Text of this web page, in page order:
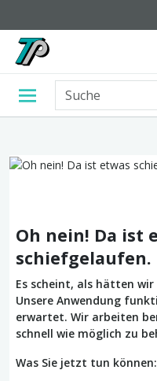
Oh nein! Da ist
schiefgelaufen.
Es scheint, als hätten
Unsere Anwendung
erwartet. Wir arbeiten
schnell wie möglich zu
Was Sie jetzt tun können: